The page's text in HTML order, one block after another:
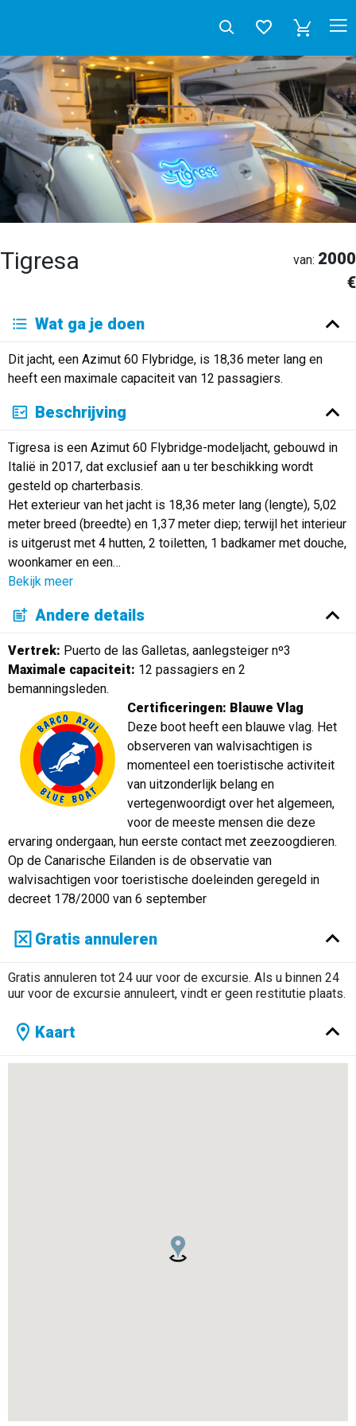
Tigresa van: 2000
€
Deutsch English
Français
Italiano
Neerlandés
Русский
Wat ga je doen
Dit jacht, een Azimut 60 Flybridge, is 18,36 meter lang en
heeft een maximale capaciteit van 12 passagiers.
Beschrijving
Tigresa is een Azimut 60 Flybridge-modeljacht, gebouwd in
Italië in 2017, dat exclusief aan u ter beschikking wordt
gesteld op charterbasis.
Het exterieur van het jacht is 18,36 meter lang (lengte), 5,02
meter breed (breedte) en 1,37 meter diep; terwijl het interieur
is uitgerust met 4 hutten, 2 toiletten, 1 badkamer met douche,
woonkamer en een…
Bekijk meer
Andere details
Vertrek: Puerto de las Galletas, aanlegsteiger nº3
Maximale capaciteit: 12 passagiers en 2
bemanningsleden.
Certificeringen: Blauwe Vlag
Deze boot heeft een blauwe vlag. Het
observeren van walvisachtigen is
momenteel een toeristische activiteit
van uitzonderlijk belang en
vertegenwoordigt over het algemeen,
voor de meeste mensen die deze
ervaring ondergaan, hun eerste contact met zeezoogdieren.
Op de Canarische Eilanden is de observatie van
walvisachtigen voor toeristische doeleinden geregeld in
decreet 178/2000 van 6 september
Gratis annuleren
Gratis annuleren tot 24 uur voor de excursie. Als u binnen 24
uur voor de excursie annuleert, vindt er geen restitutie plaats.
Kaart